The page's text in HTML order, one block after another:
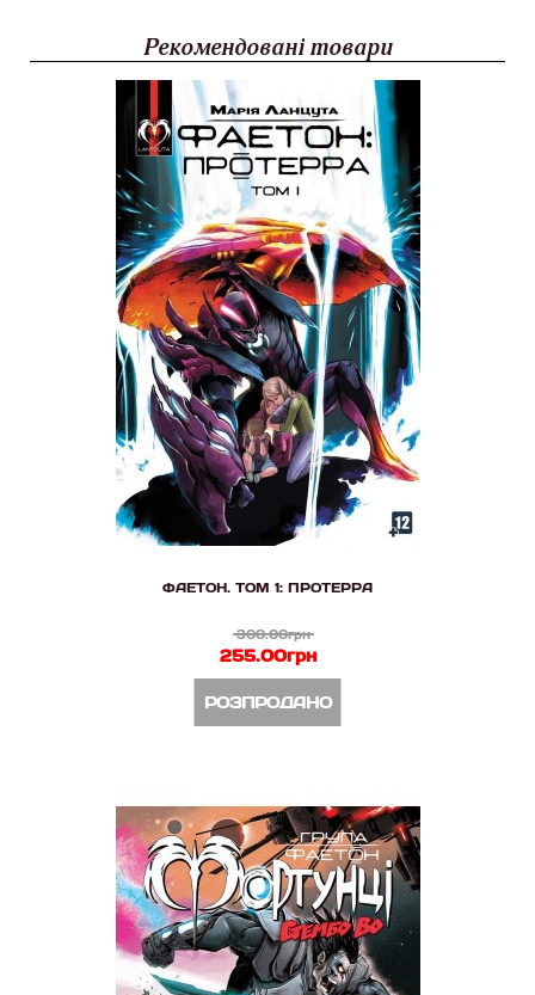
Рекомендовані товари
ФАЕТОН. ТОМ 1: ПРОТЕРРА
300.00грн
255.00грн
РОЗПРОДАНО